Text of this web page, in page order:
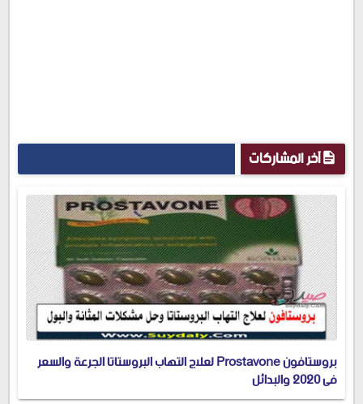
آخر المشاركات
بروستافون Prostavone لعلاج التهاب البروستاتا الجرعة والسعر
في 2020 والبدائل